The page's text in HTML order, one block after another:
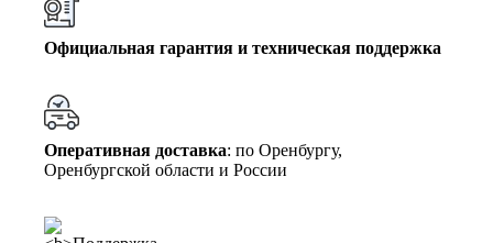
Официальная гарантия и техническая поддержка
Оперативная доставка: по Оренбургу,
Оренбургской области и России